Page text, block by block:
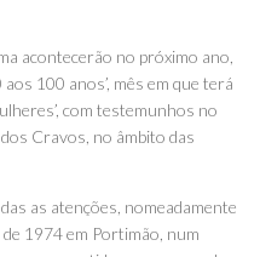
acontecerão no próximo ano,
100 anos’, mês em que terá
com testemunhos no
Cravos, no âmbito das
as atenções, nomeadamente
1974 em Portimão, num